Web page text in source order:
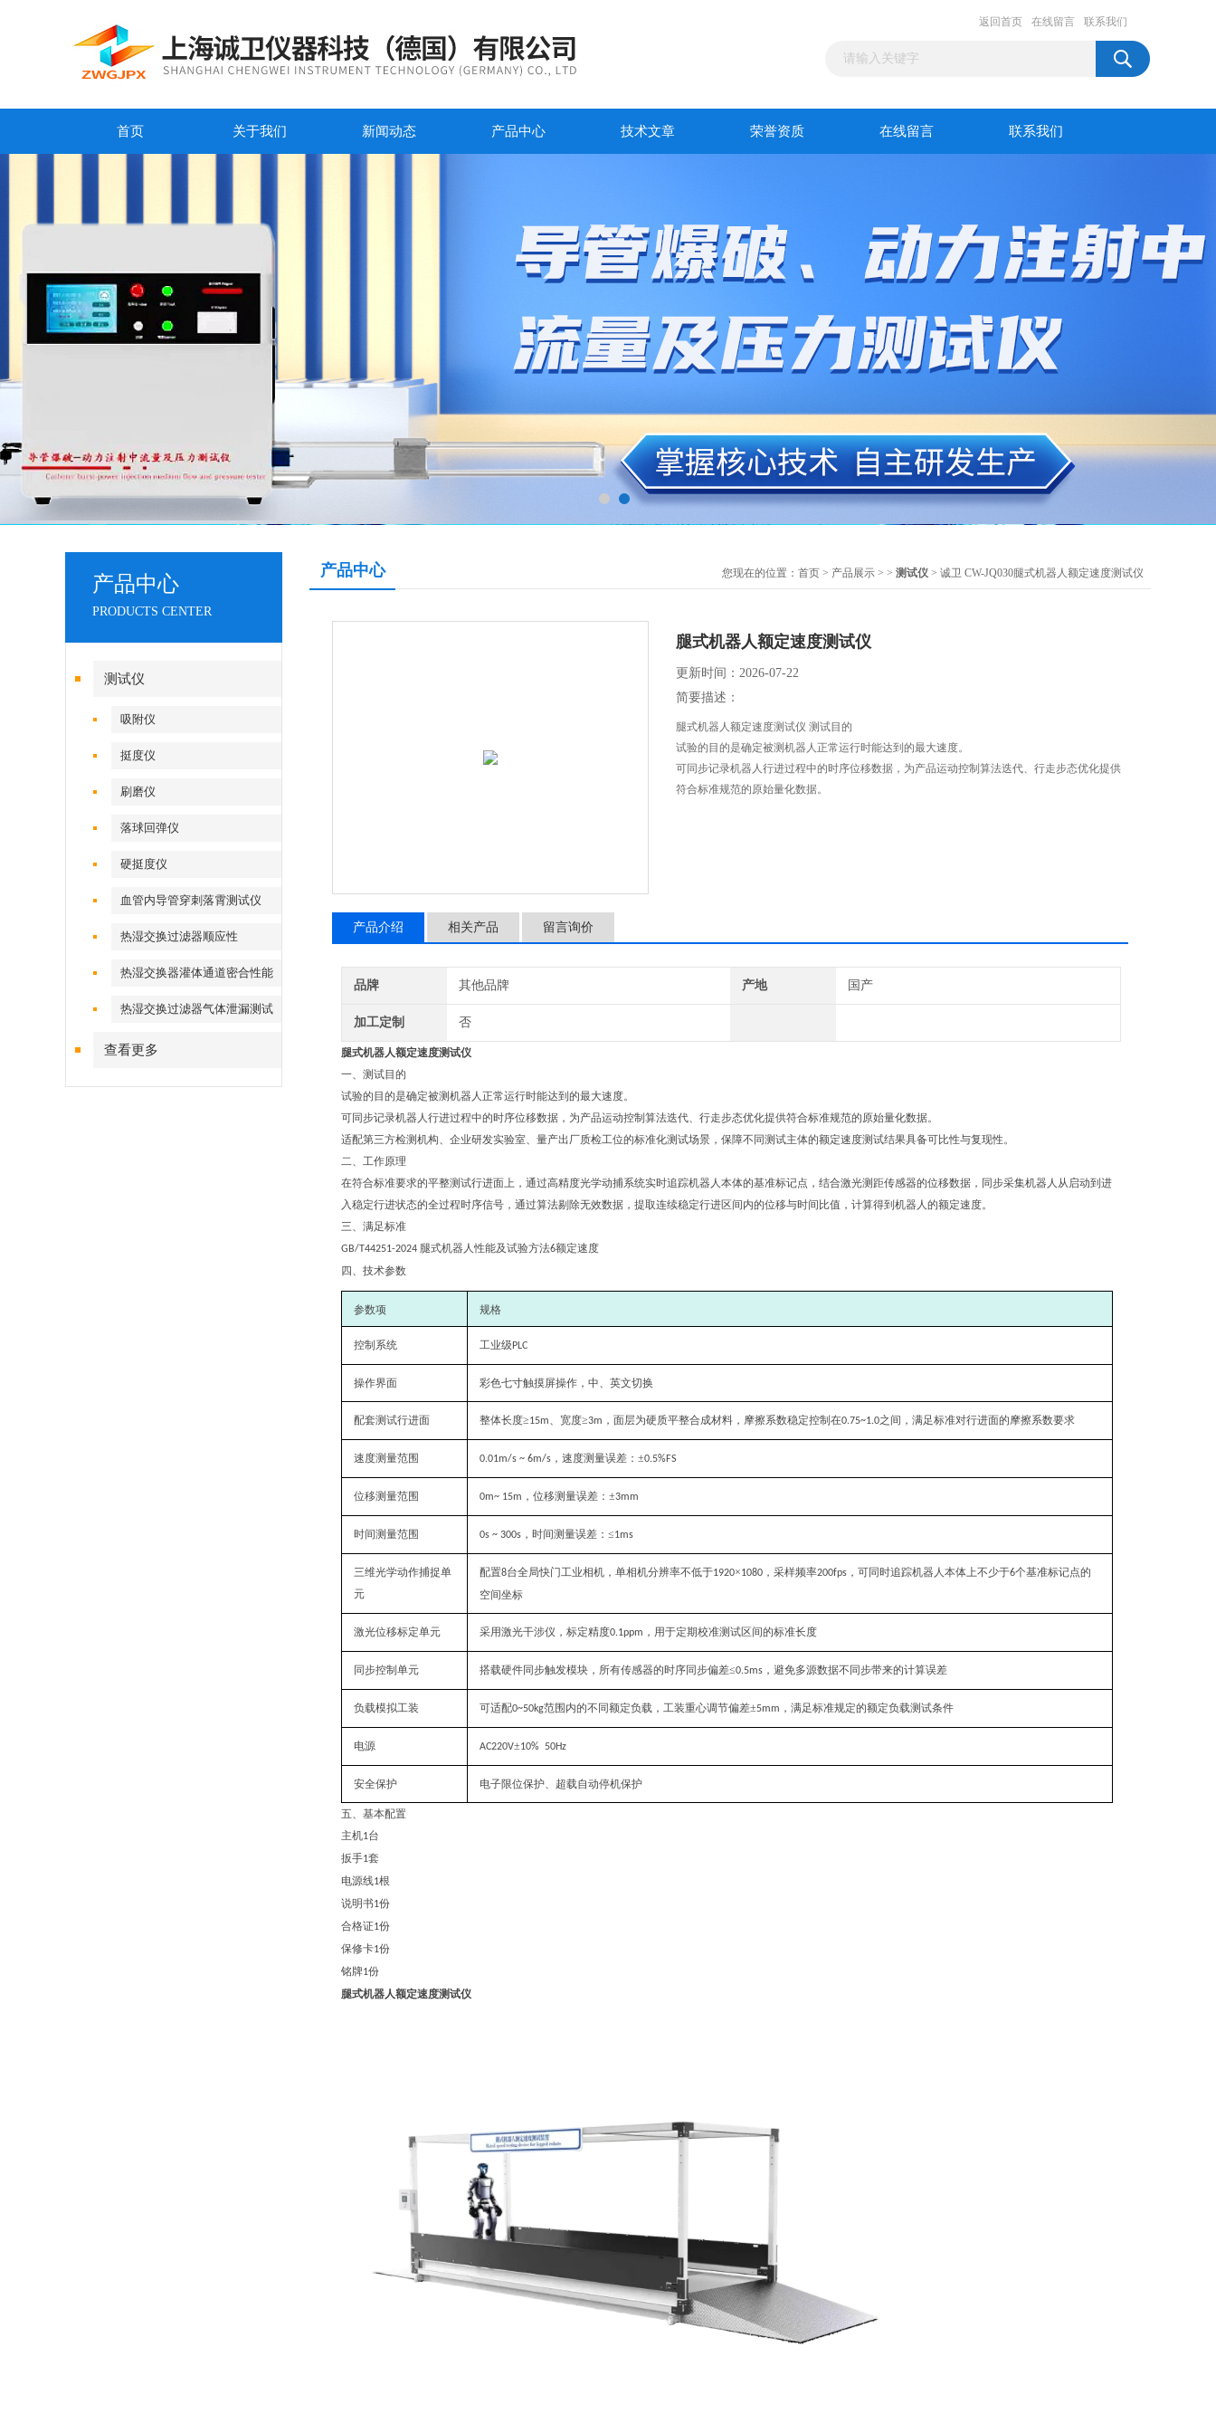
返回首页 在线留言 联系我们
首页 关于我们 新闻动态 产品中心 技术文章 荣誉资质 在线留言 联系我们
产品中心
PRODUCTS CENTER
测试仪
吸附仪
挺度仪
刷磨仪
落球回弹仪
硬挺度仪
血管内导管穿刺落霄测试仪
热湿交换过滤器顺应性
热湿交换器灌体通道密合性能
热湿交换过滤器气体泄漏测试
查看更多
产品中心 您现在的位置： 首页 > 产品展示 > > 测试仪 > 诚卫 CW-JQ030腿式机器人额定速度测试仪
腿式机器人额定速度测试仪
更新时间：2026-07-22
简要描述：
腿式机器人额定速度测试仪 测试目的
试验的目的是确定被测机器人正常运行时能达到的最大速度。
可同步记录机器人行进过程中的时序位移数据，为产品运动控制算法迭代、行走步态优化提供
符合标准规范的原始量化数据。
产品介绍 相关产品 留言询价
品牌 其他品牌 产地 国产
加工定制 否
腿式机器人额定速度测试仪
‌一、 测试目的
试验的目的是确定被测机器人正常运行时能达到的最大速度。
可同步记录机器人行进过程中的时序位移数据，为产品运动控制算法迭代、行走步态优化提供符合标准规范的原始量化数据。
适配第三方检测机构、企业研发实验室、量产出厂质检工位的标准化测试场景，保障不同测试主体的额定速度测试结果具备可比性与复现性。
二、工作原理
在符合标准要求的平整测试行进面上，通过高精度光学动捕系统实时追踪机器人本体的基准标记点，结合激光测距传感器的位移数据，同步采集机器人从启动到进
入稳定行进状态的全过程时序信号，通过算法剔除无效数据，提取连续稳定行进区间内的位移与时间比值，计算得到机器人的额定速度。
三、满足标准
GB/T44251-2024 腿式机器人性能及试验方法6额定速度
四、技术参数
‌参数项‌ 规格‌
控制系统 工业级 PLC
操作界面 彩色七寸触摸屏操作，中、英文切换
配套测试行进面 整体长度≥15m、宽度≥3m ，面层为硬质平整合成材料，摩擦系数稳定控制在0.75~1.0之间，满足标准对行进面的摩擦系数要求
速度测量范围 0.01m/s ~ 6m/s ，速度测量误差：±0.5%FS
位移测量范围 0m~ 15m ，位移测量误差：±3mm
时间测量范围 0s ~ 300s ，时间测量误差：≤1ms
三维光学动作捕捉单
元
配置8台全局快门工业相机，单相机分辨率不低于1920×1080 ，采样频率200fps ，可同时追踪机器人本体上不少于6个基准标记点的
空间坐标
激光位移标定单元 采用激光干涉仪，标定精度0.1ppm ，用于定期校准测试区间的标准长度
同步控制单元 搭载硬件同步触发模块，所有传感器的时序同步偏差≤0.5ms ，避免多源数据不同步带来的计算误差
负载模拟工装 可适配0~50kg范围内的不同额定负载，工装重心调节偏差±5mm ，满足标准规定的额定负载测试条件
电源 AC220V±10% 50Hz
安全保护 电子限位保护、超载自动停机保护
五、基本配置
主机1台
扳手1套
电源线1根
说明书1份
合格证1份
保修卡1份
铭牌1份
腿式机器人额定速度测试仪